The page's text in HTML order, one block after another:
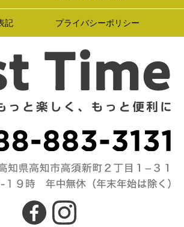
記 プライバシーポリシー